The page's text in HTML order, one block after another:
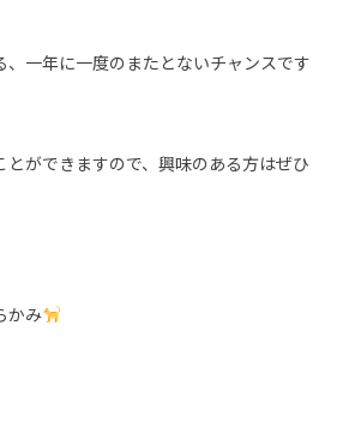
、一年に一度のまたとないチャンスです
とができますので、興味のある方はぜひ
かみ